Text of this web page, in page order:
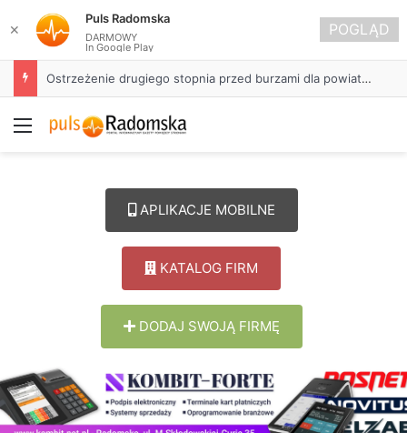
Ostrzeżenie drugiego stopnia przed burzami dla powiatu radomszczańskiego
Menu
APLIKACJE MOBILNE
KATALOG FIRM
DODAJ SWOJĄ FIRMĘ
✕
Puls Radomska
DARMOWY
In Google Play
POGLĄD